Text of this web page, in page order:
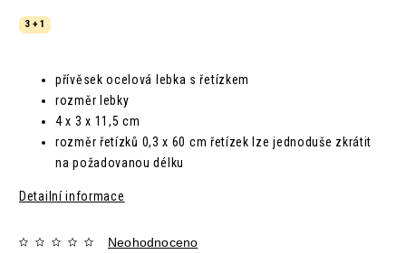
3 + 1
přívěsek ocelová lebka s řetízkem
rozměr lebky
4 x 3 x 11,5 cm
rozměr řetízků 0,3 x 60 cm řetízek lze jednoduše zkrátit
na požadovanou délku
Detailní informace
Neohodnoceno